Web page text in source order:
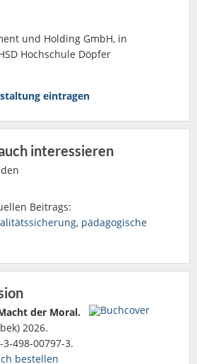
und Holding GmbH, in
Hochschule Döpfer
eintragen
interessieren
Beitrags:
, pädagogische
der Moral.
2026.
498-00797-3.
bestellen